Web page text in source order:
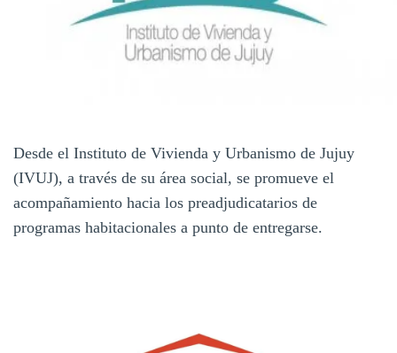
Desde el Instituto de Vivienda y Urbanismo de Jujuy
(IVUJ), a través de su área social, se promueve el
acompañamiento hacia los preadjudicatarios de
programas habitacionales a punto de entregarse.